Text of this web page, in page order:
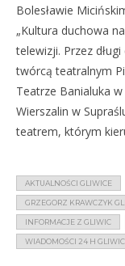
Bolesławie
„Kultura duchowa
telewizji. Przez
twórcą teatralnym
Teatrze Banialuka
Wierszalin w
teatrem, którym
AKTUALNOŚCI GLIWICE
GRZEGORZ KRAWCZYK
INFORMACJE Z GLIWIC
WIADOMOŚCI 24 H